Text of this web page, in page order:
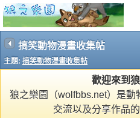
搞笑動物漫畫收集帖
主題: 搞笑動物漫畫收集帖
歡迎來到
狼之樂園（wolfbbs.net）是動
交流以及分享作品